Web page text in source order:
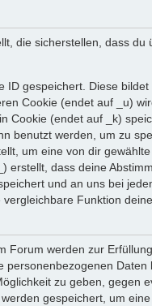
die sicherstellen, dass
gespeichert. Diese
Cookie (endet auf _u)
Cookie (endet auf _k)
benutzt werden, um zu
um eine von dir
dass deine
und an uns bei
Funktion
werden zur
zu geben,
gespeichert, um